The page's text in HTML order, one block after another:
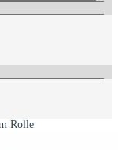
Rolle